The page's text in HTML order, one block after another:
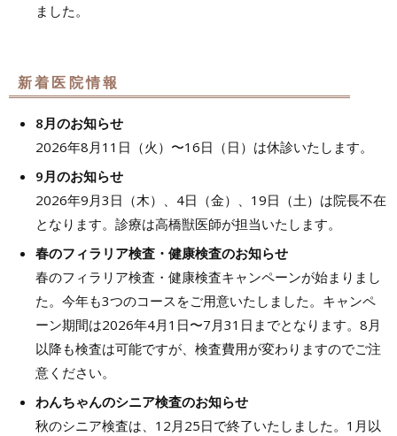
ました。
新着医院情報
8月のお知らせ
2026年8月11日（火）〜16日（日）は休診いたします。
9月のお知らせ
2026年9月3日（木）、4日（金）、19日（土）は院長不在
となります。診療は高橋獣医師が担当いたします。
春のフィラリア検査・健康検査のお知らせ
春のフィラリア検査・健康検査キャンペーンが始まりまし
た。今年も3つのコースをご用意いたしました。キャンペ
ーン期間は2026年4月1日〜7月31日までとなります。8月
以降も検査は可能ですが、検査費用が変わりますのでご注
意ください。
わんちゃんのシニア検査のお知らせ
秋のシニア検査は、12月25日で終了いたしました。1月以